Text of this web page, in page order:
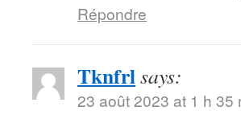
Répondre
Tknfrlsays:
23 août 2023 at 1 h 35